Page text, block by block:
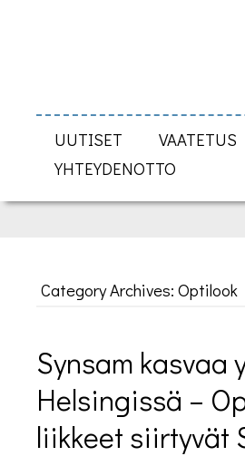
UUTISET VAATETUS
YHTEYDENOTTO
Category Archives: Optilook
Synsam kasvaa
Helsingissä –
liikkeet siirtyvät